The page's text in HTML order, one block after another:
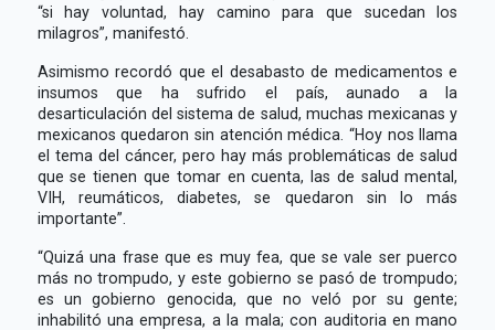
“si hay voluntad, hay camino para que sucedan los
milagros”, manifestó.
Asimismo recordó que el desabasto de medicamentos e
insumos que ha sufrido el país, aunado a la
desarticulación del sistema de salud, muchas mexicanas y
mexicanos quedaron sin atención médica. “Hoy nos llama
el tema del cáncer, pero hay más problemáticas de salud
que se tienen que tomar en cuenta, las de salud mental,
VIH, reumáticos, diabetes, se quedaron sin lo más
importante”.
“Quizá una frase que es muy fea, que se vale ser puerco
más no trompudo, y este gobierno se pasó de trompudo;
es un gobierno genocida, que no veló por su gente;
inhabilitó una empresa, a la mala; con auditoria en mano